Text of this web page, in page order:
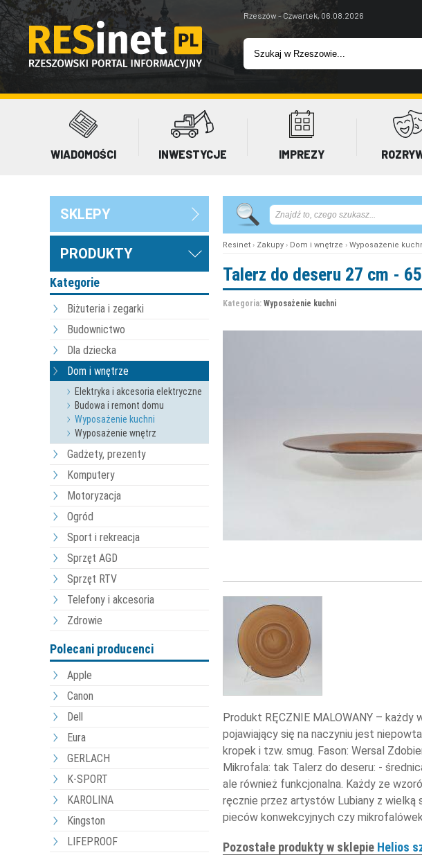
Rzeszów - Czwartek, 06.08.2026
WIADOMOŚCI INWESTYCJE IMPREZY
SKLEPY
PRODUKTY
Kategorie
Biżuteria i zegarki
Budownictwo
Dla dziecka
Dom i wnętrze
Elektryka i akcesoria elektryczne
Budowa i remont domu
Wyposażenie kuchni
Wyposażenie wnętrz
Gadżety, prezenty
Komputery
Motoryzacja
Ogród
Sport i rekreacja
Sprzęt AGD
Sprzęt RTV
Telefony i akcesoria
Zdrowie
Polecani producenci
Apple
Canon
Dell
Eura
GERLACH
K-SPORT
KAROLINA
Kingston
LIFEPROOF
Resinet › Zakupy › Dom i wnętrze › Wyposażenie
Talerz do deseru 27 cm -
Kategoria: Wyposażenie kuchni
Produkt RĘCZNIE MALOWANY –
pojawiający się na naczyniu jest
kropek i tzw. smug. Fason: Wersal
Mikrofala: tak Talerz do deseru: -
ale również funkcjonalna. Każdy ze
ręcznie przez artystów Lubiany z wielką
pieców konwekcyjnych czy
Pozostałe produkty w sklepie Helios